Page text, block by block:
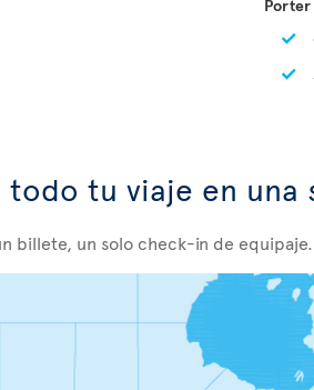
Porter
todo tu viaje en una
billete, un solo check-in de